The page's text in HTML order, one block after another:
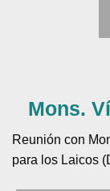
Mons.
Reunión con
para los Laicos